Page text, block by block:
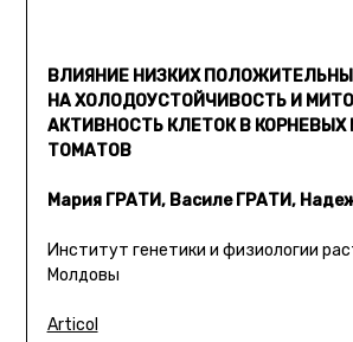
ВЛИЯНИЕ НИЗКИХ
НА ХОЛОДОУСТОЙЧИВОСТЬ И
АКТИВНОСТЬ КЛЕТОК В КОРНЕВЫХ
ТОМАТОВ
Мария ГРАТИ, Василе ГРАТИ,
Институт генетики и физиологии
Молдовы
Articol